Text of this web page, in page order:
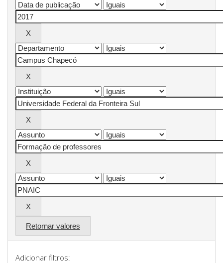
Retornar valores
Adicionar filtros: